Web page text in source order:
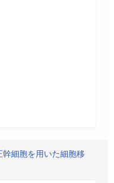
細胞を用いた細胞移